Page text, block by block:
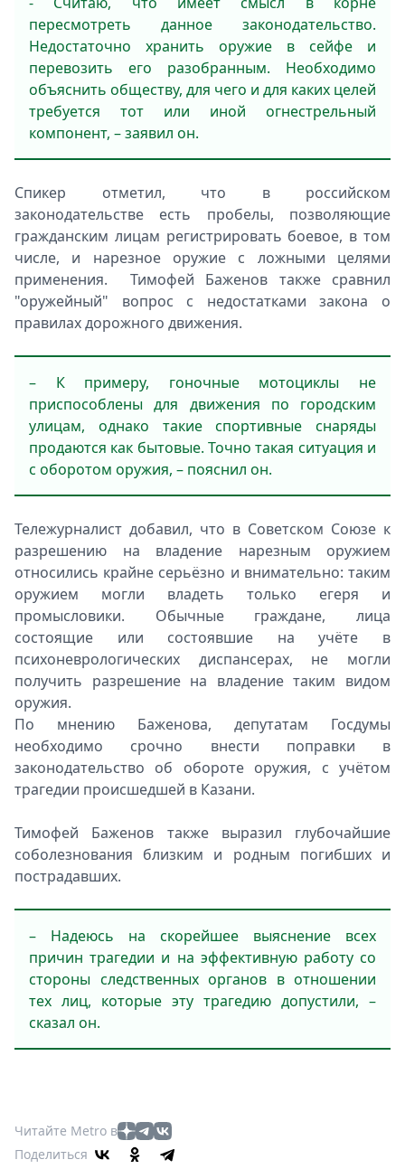
пересмотреть данное законодательство.
Недостаточно хранить оружие в сейфе и
перевозить его разобранным. Необходимо
объяснить обществу, для чего и для каких целей
требуется тот или иной огнестрельный
компонент, – заявил он.
Спикер отметил, что в российском
законодательстве есть пробелы, позволяющие
гражданским лицам регистрировать боевое, в том
числе, и нарезное оружие с ложными целями
применения. Тимофей Баженов также сравнил
"оружейный" вопрос с недостатками закона о
правилах дорожного движения.
– К примеру, гоночные мотоциклы не
приспособлены для движения по городским
улицам, однако такие спортивные снаряды
продаются как бытовые. Точно такая ситуация и
с оборотом оружия, – пояснил он.
Тележурналист добавил, что в Советском Союзе к
разрешению на владение нарезным оружием
относились крайне серьёзно и внимательно: таким
оружием могли владеть только егеря и
промысловики. Обычные граждане, лица
состоящие или состоявшие на учёте в
психоневрологических диспансерах, не могли
получить разрешение на владение таким видом
оружия.
По мнению Баженова, депутатам Госдумы
необходимо срочно внести поправки в
законодательство об обороте оружия, с учётом
трагедии происшедшей в Казани.
Тимофей Баженов также выразил глубочайшие
соболезнования близким и родным погибших и
пострадавших.
– Надеюсь на скорейшее выяснение всех
причин трагедии и на эффективную работу со
стороны следственных органов в отношении
тех лиц, которые эту трагедию допустили, –
сказал он.
Читайте Metro в
Поделиться